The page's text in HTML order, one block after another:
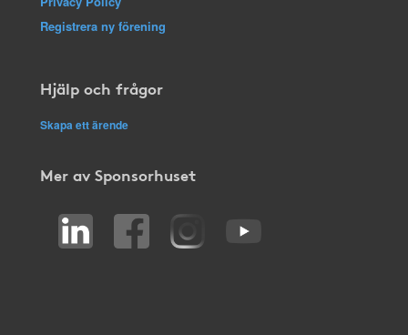
Registrera ny förening
Hjälp och frågor
Skapa ett ärende
Mer av Sponsorhuset